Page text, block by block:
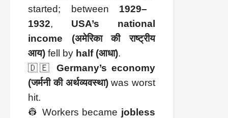
started; between 1929–
1932, USA’s national
income (अमेरिका की राष्ट्रीय
आय) fell by half (आधा).
🇩🇪 Germany’s economy
(जर्मनी की अर्थव्यवस्था)was worst
hit.
👷 Workers became jobless